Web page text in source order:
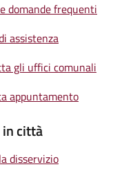
domande frequenti
assistenza
gli uffici comunali
appuntamento
città
disservizio